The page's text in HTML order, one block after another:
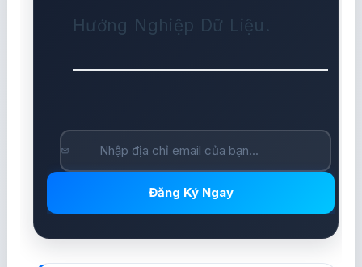
Hướng Nghiệp Dữ Liệu.
Đăng Ký Ngay